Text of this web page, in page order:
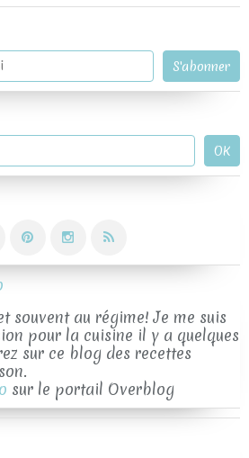
souvent au régime! Je me suis
pour la cuisine il y a quelques
sur ce blog des recettes
sur le portail Overblog